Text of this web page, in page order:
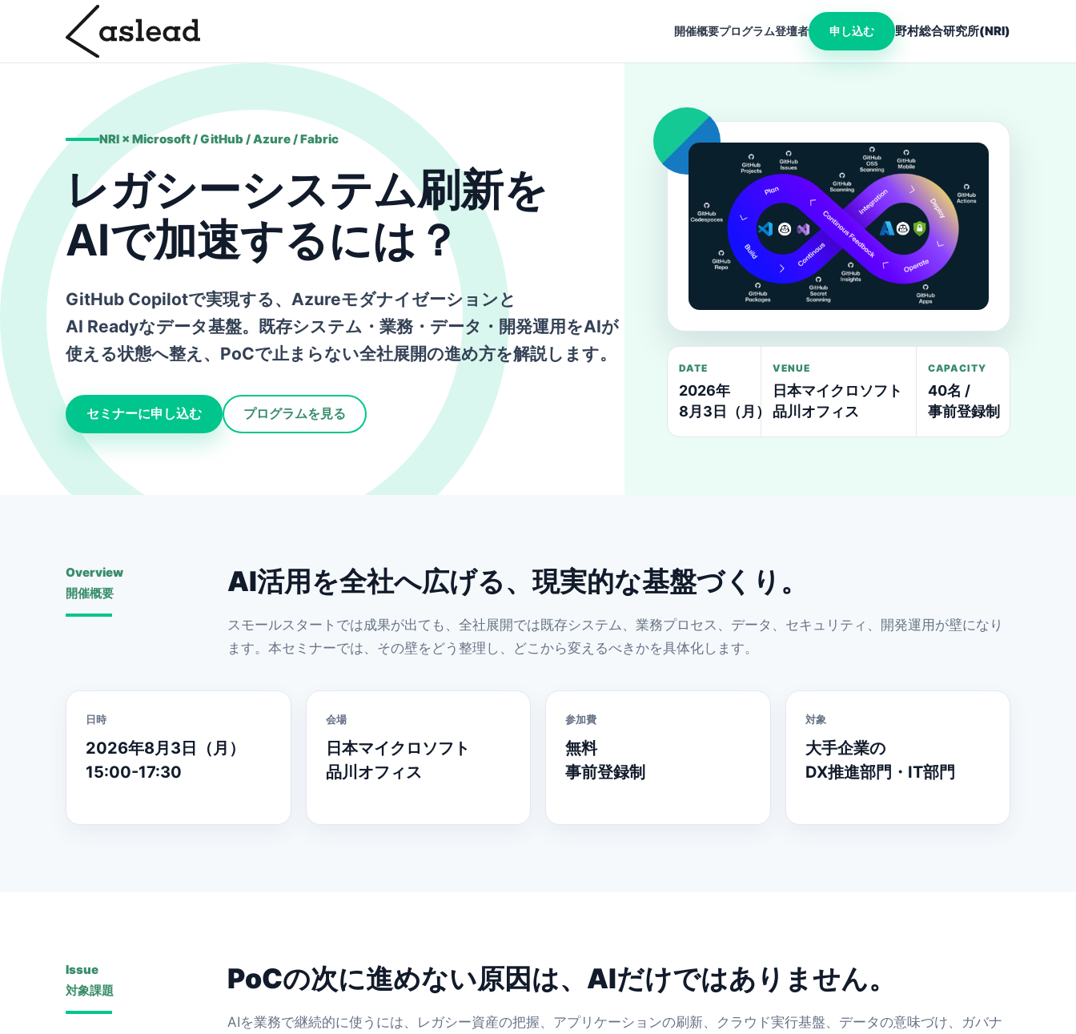
開催概要プログラム登壇者 申し込む 野村総合研究所(NRI)
NRI × Microsoft / GitHub / Azure / Fabric
レガシーシステム刷新を
AIで加速するには？
GitHub Copilotで実現する、 Azureモダナイゼーション と
AI Readyなデータ基盤。既存システム・業務・データ・開発運用をAIが
使える状態へ整え、PoCで止まらない全社展開の進め方を解説します。
セミナーに申し込む プログラムを見る
DATE
2026年
8月3日（月）
VENUE
日本マイクロソフト
品川オフィス
CAPACITY
40名 /
事前登録制
Overview
開催概要
AI活用を全社へ広げる、現実的な基盤づくり。
スモールスタートでは成果が出ても、全社展開では既存システム、業務プロセス、データ、セキュリティ、開発運用が壁になり
ます。本セミナーでは、その壁をどう整理し、どこから変えるべきかを具体化します。
日時
2026年8月3日（月）
15:00-17:30
会場
日本マイクロソフト
品川オフィス
参加費
無料
事前登録制
対象
大手企業の
DX推進部門・IT部門
Issue
対象課題
PoCの次に進めない原因は、AIだけではありません。
AIを業務で継続的に使うには、レガシー資産の把握、アプリケーションの刷新、クラウド実行基盤、データの意味づけ、ガバナ